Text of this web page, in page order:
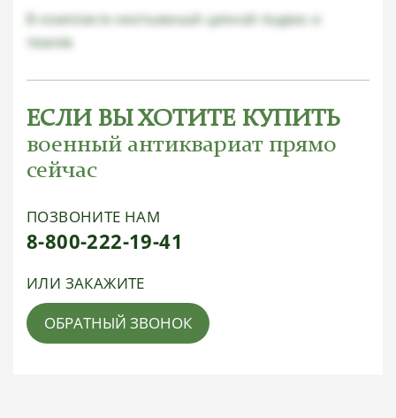
В комплекте неотъемный цепной подвес и
темляк
ЕСЛИ ВЫ ХОТИТЕ КУПИТЬ
военный антиквариат прямо
сейчас
ПОЗВОНИТЕ НАМ
8-800-222-19-41
ИЛИ ЗАКАЖИТЕ
ОБРАТНЫЙ ЗВОНОК